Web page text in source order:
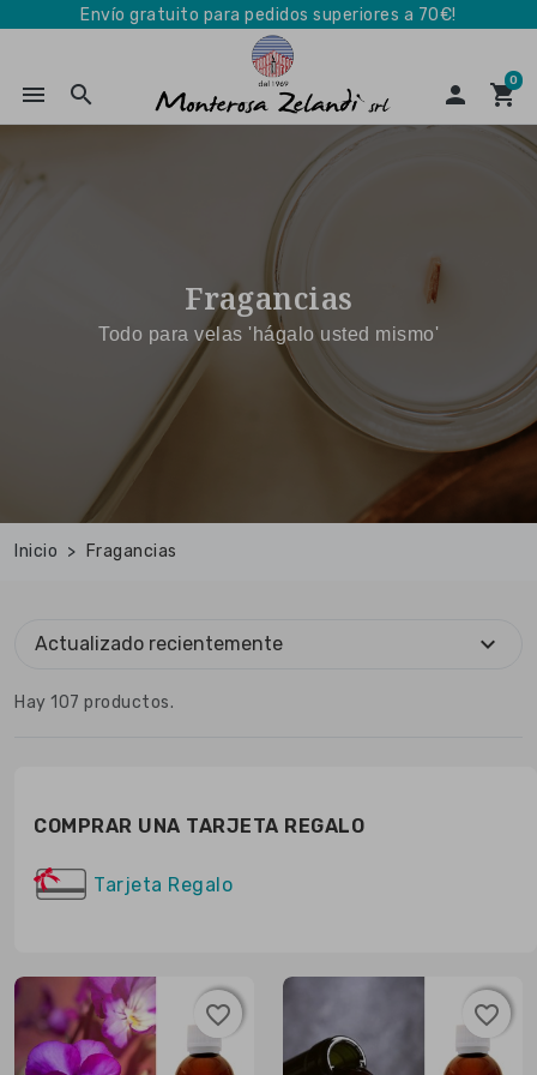
Envío gratuito para pedidos superiores a 70€!
search
menu  shopping_cart
0
Fragancias
Todo para velas 'hágalo usted mismo'
Inicio Fragancias
Hay 107 productos.
Actualizado recientemente expand_more
COMPRAR UNA TARJETA REGALO
Tarjeta Regalo
favorite_border
favorite_border favorite_border
favorite_border